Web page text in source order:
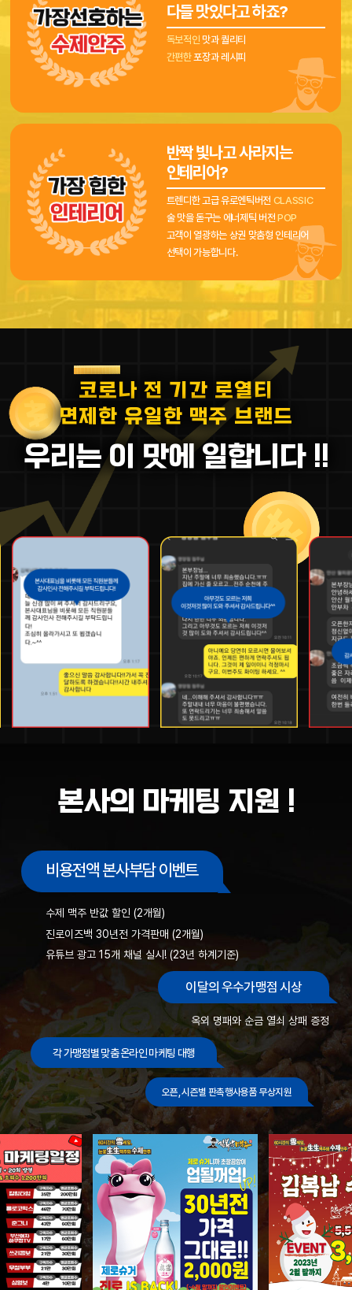
다들 맛있다고 하죠?
독보적인 맛과 퀄리티
간편한포장과 레시피
반짝 빛나고 사라지는
인테리어?
트렌디한 고급 유로엔틱버전 CLASSIC
술 맛을 돋구는 에너제틱 버전 POP
고객이 열광하는 상권 맞춤형 인테리어
선택이 가능합니다.
코로나 전 기간 로열티
면제한 유일한 맥주 브랜드
우리는 이 맛에 일합니다 !!
본사의 마케팅 지원 !
비용전액 본사부담 이벤트
수제 맥주 반값 할인 (2개월)
진로이즈백 30년전 가격판매 (2개월)
유튜브 광고 15개 채널 실시! (23년 하계기준)
이달의 우수가맹점 시상
옥외 명패와 순금 열쇠 상패 증정
각 가맹점별 맞춤 온라인 마케팅 대행
오픈, 시즌별 판촉행사용품 무상지원